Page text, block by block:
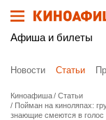
Афиша и билеты
Новости Статьи
Киноафиша
Статьи
Пойман на киноляпах:
знающие смеются в голос